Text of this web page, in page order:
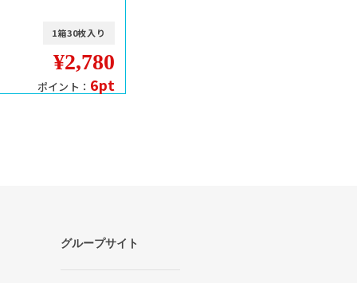
1箱30枚入り
¥2,780
ポイント： 6pt
グループサイト